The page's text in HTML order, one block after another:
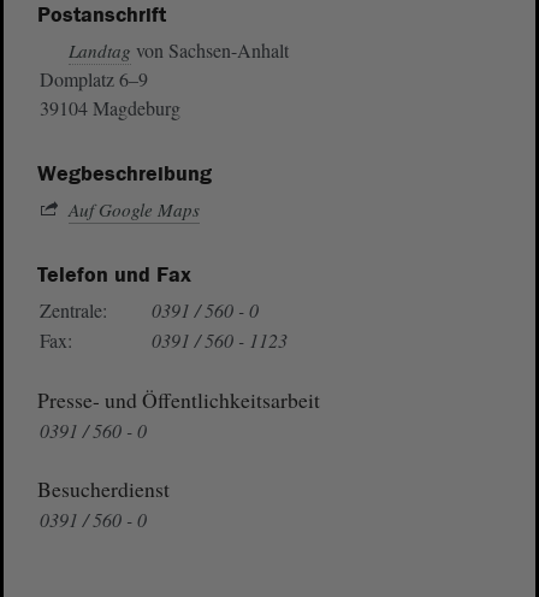
Postanschrift
Landtag von Sachsen-Anhalt
Domplatz 6–9
39104 Magdeburg
Wegbeschreibung
Auf Google Maps
Telefon und Fax
Zentrale:
0391 / 560 - 0
Fax:
0391 / 560 - 1123
Presse- und Öffentlichkeitsarbeit
0391 / 560 - 0
Besucherdienst
0391 / 560 - 0